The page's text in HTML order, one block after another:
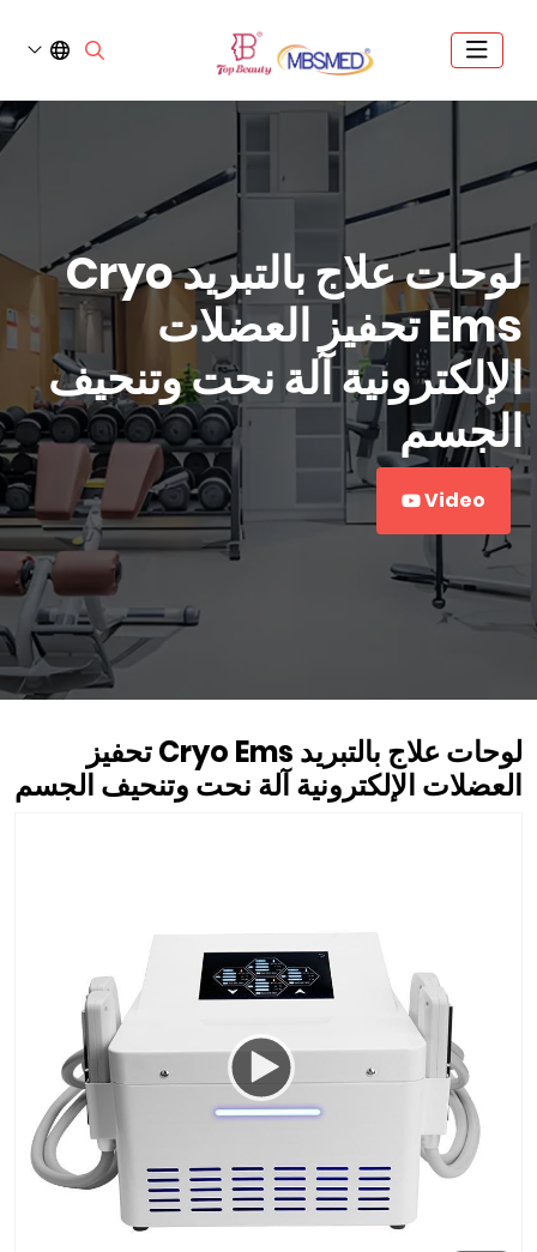
لوحات علاج بالتبريد Cryo
Ems تحفيز العضلات
الإلكترونية آلة نحت وتنحيف
الجسم
Video
لوحات علاج بالتبريد Cryo Ems تحفيز
العضلات الإلكترونية آلة نحت وتنحيف الجسم